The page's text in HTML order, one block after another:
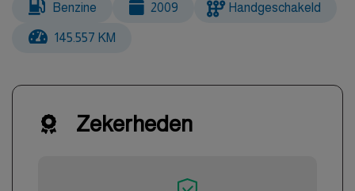
Benzine 2009 Handgeschakeld
145.557 KM
Zekerheden